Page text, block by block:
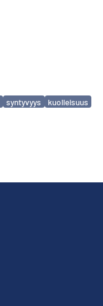
syntyvyys
kuolleisuus